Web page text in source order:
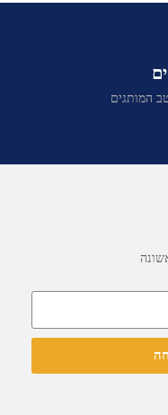
המותגים